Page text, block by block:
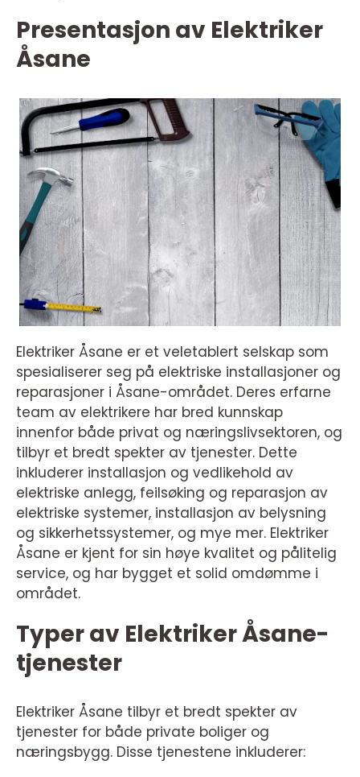
Presentasjon av Elektriker
Åsane
Elektriker Åsane er et veletablert selskap som
spesialiserer seg på elektriske installasjoner og
reparasjoner i Åsane-området. Deres erfarne
team av elektrikere har bred kunnskap
innenfor både privat og næringslivsektoren, og
tilbyr et bredt spekter av tjenester. Dette
inkluderer installasjon og vedlikehold av
elektriske anlegg, feilsøking og reparasjon av
elektriske systemer, installasjon av belysning
og sikkerhetssystemer, og mye mer. Elektriker
Åsane er kjent for sin høye kvalitet og pålitelig
service, og har bygget et solid omdømme i
området.
Typer av Elektriker Åsane-
tjenester
Elektriker Åsane tilbyr et bredt spekter av
tjenester for både private boliger og
næringsbygg. Disse tjenestene inkluderer: